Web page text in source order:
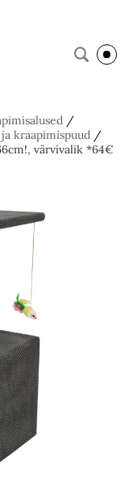
/
kraapimispuud /
värvivalik *64€